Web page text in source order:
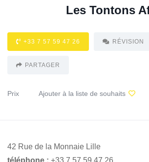
Les Tontons
+33 7 57 59 47 26 RÉVISION
PARTAGER
Prix Ajouter à la liste de souhaits
42 Rue de la Monnaie Lille
téléphone : +33 7 57 59 47 26